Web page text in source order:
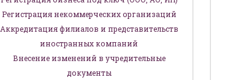
Регистрация некоммерческих организаций
Аккредитация филиалов и представительств
иностранных компаний
Внесение изменений в учредительные
документы